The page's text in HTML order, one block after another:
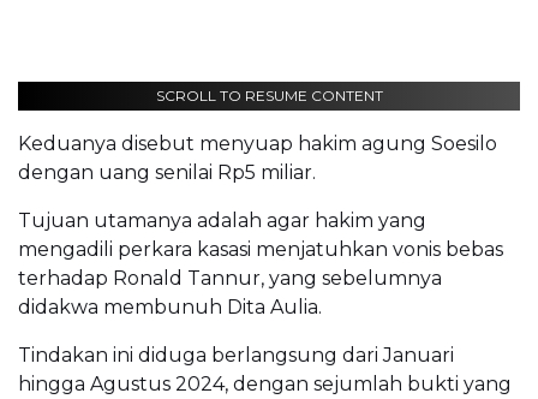
SCROLL TO RESUME CONTENT
Keduanya disebut menyuap hakim agung Soesilo
dengan uang senilai Rp5 miliar.
Tujuan utamanya adalah agar hakim yang
mengadili perkara kasasi menjatuhkan vonis bebas
terhadap Ronald Tannur, yang sebelumnya
didakwa membunuh Dita Aulia.
Tindakan ini diduga berlangsung dari Januari
hingga Agustus 2024, dengan sejumlah bukti yang